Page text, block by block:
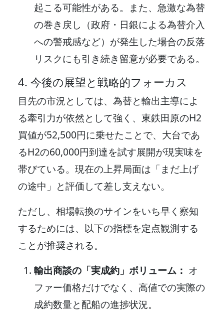
起こる可能性がある。また、急激な為替
の巻き戻し（政府・日銀による為替介入
への警戒感など）が発生した場合の反落
リスクにも引き続き留意が必要である。
4. 今後の展望と戦略的フォーカス
目先の市況としては、為替と輸出主導によ
る牽引力が依然として強く、東鉄田原のH2
買値が52,500円に乗せたことで、大台であ
るH2の60,000円到達を試す展開が現実味を
帯びている。現在の上昇局面は「まだ上げ
の途中」と評価して差し支えない。
ただし、相場転換のサインをいち早く察知
するためには、以下の指標を定点観測する
ことが推奨される。
輸出商談の「実成約」ボリューム： オ
ファー価格だけでなく、高値での実際の
成約数量と配船の進捗状況。